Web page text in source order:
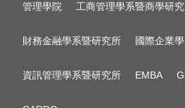
管理學院 工商管理學系暨商學研
財務金融學系暨研究所 國際企業
資訊管理學系暨研究所 EMBA